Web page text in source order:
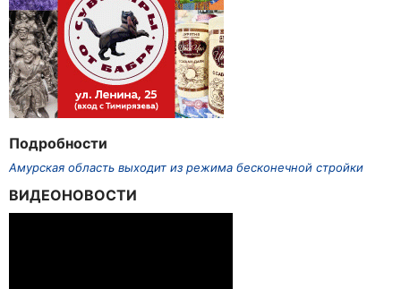
Подробности
Амурская область выходит из режима бесконечной стройки
ВИДЕОНОВОСТИ